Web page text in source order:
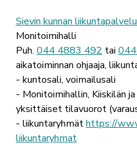
Sievin kunnan
Monitoimihalli
Puh. 044 4883 492 tai
aikatoiminnan ohjaaja,
- kuntosali, voimailusali
- Monitoimihallin, Kiiskilän
yksittäiset tilavuorot
- liikuntaryhmäthttps://
liikuntaryhmat